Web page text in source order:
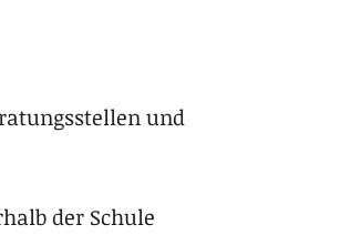
und
der Schule